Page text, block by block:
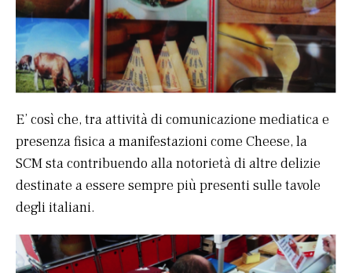
E’ così che, tra attività di comunicazione mediatica e
presenza fisica a manifestazioni come Cheese, la
SCM sta contribuendo alla notorietà di altre delizie
destinate a essere sempre più presenti sulle tavole
degli italiani.